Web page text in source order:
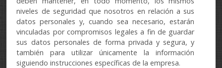
niveles de seguridad que nosotros en relación a sus
datos personales y, cuando sea necesario, estarán
vinculadas por compromisos legales a fin de guardar
sus datos personales de forma privada y segura, y
también para utilizar únicamente la información
siguiendo instrucciones específicas de la empresa.